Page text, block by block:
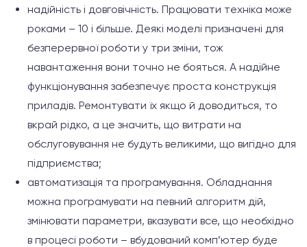
надійність і довговічність. Працювати техніка може
роками – 10 і більше. Деякі моделі призначені для
безперервної роботи у три зміни, тож
навантаження вони точно не бояться. А надійне
функціонування забезпечує проста конструкція
приладів. Ремонтувати їх якщо й доводиться, то
вкрай рідко, а це значить, що витрати на
обслуговування не будуть великими, що вигідно для
підприємства;
автоматизація та програмування. Обладнання
можна програмувати на певний алгоритм дій,
змінювати параметри, вказувати все, що необхідно
в процесі роботи – вбудований комп’ютер буде